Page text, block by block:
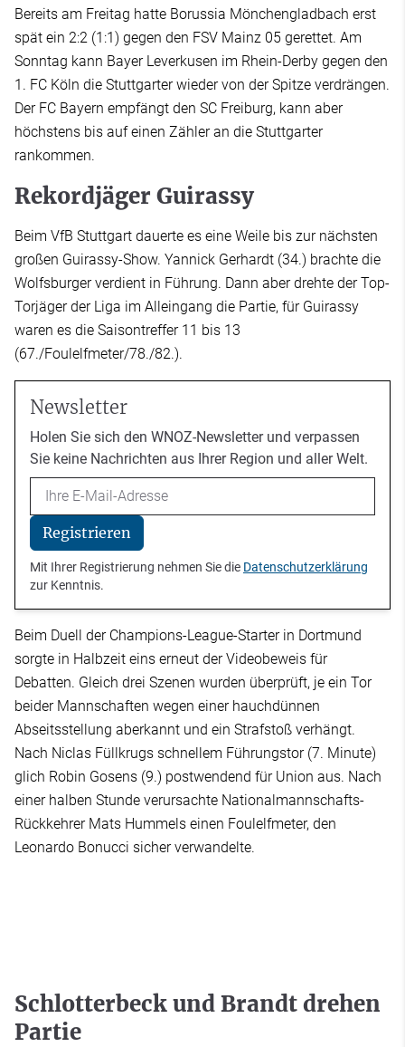
Bereits am Freitag hatte Borussia Mönchengladbach erst
spät ein 2:2 (1:1) gegen den FSV Mainz 05 gerettet. Am
Sonntag kann Bayer Leverkusen im Rhein-Derby gegen den
1. FC Köln die Stuttgarter wieder von der Spitze verdrängen.
Der FC Bayern empfängt den SC Freiburg, kann aber
höchstens bis auf einen Zähler an die Stuttgarter
rankommen.
Rekordjäger Guirassy
Beim VfB Stuttgart dauerte es eine Weile bis zur nächsten
großen Guirassy-Show. Yannick Gerhardt (34.) brachte die
Wolfsburger verdient in Führung. Dann aber drehte der Top-
Torjäger der Liga im Alleingang die Partie, für Guirassy
waren es die Saisontreffer 11 bis 13
(67./Foulelfmeter/78./82.).
Newsletter
Holen Sie sich den WNOZ-Newsletter und verpassen
Sie keine Nachrichten aus Ihrer Region und aller Welt.
Email
Registrieren
Mit Ihrer Registrierung nehmen Sie die Datenschutzerklärung
zur Kenntnis.
Beim Duell der Champions-League-Starter in Dortmund
sorgte in Halbzeit eins erneut der Videobeweis für
Debatten. Gleich drei Szenen wurden überprüft, je ein Tor
beider Mannschaften wegen einer hauchdünnen
Abseitsstellung aberkannt und ein Strafstoß verhängt.
Nach Niclas Füllkrugs schnellem Führungstor (7. Minute)
glich Robin Gosens (9.) postwendend für Union aus. Nach
einer halben Stunde verursachte Nationalmannschafts-
Rückkehrer Mats Hummels einen Foulelfmeter, den
Leonardo Bonucci sicher verwandelte.
Schlotterbeck und Brandt drehen
Partie